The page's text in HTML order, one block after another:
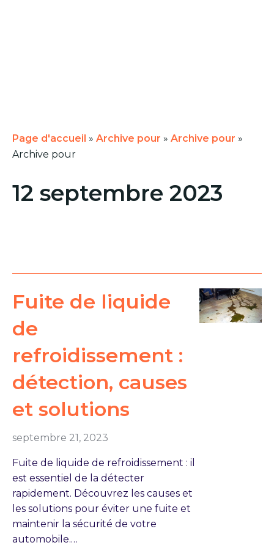
Page d'accueil » Archive pour » Archive pour »
Archive pour
12 septembre 2023
Fuite de liquide
de
refroidissement :
détection, causes
et solutions
septembre 21, 2023
Fuite de liquide de refroidissement : il
est essentiel de la détecter
rapidement. Découvrez les causes et
les solutions pour éviter une fuite et
maintenir la sécurité de votre
automobile.…